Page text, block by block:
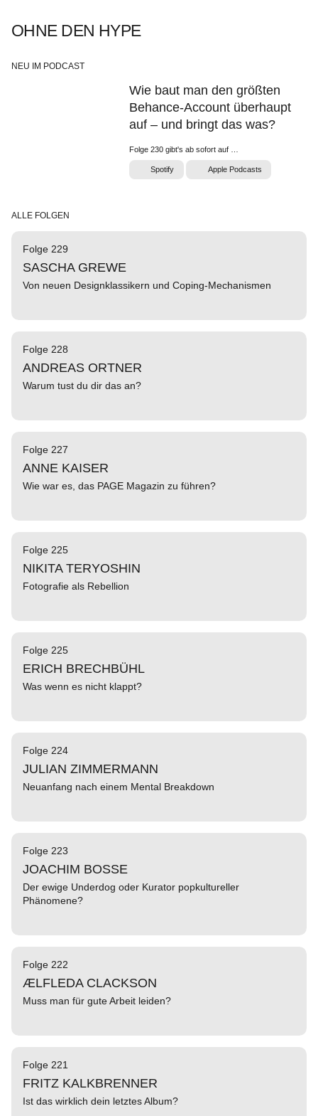
OHNE DEN HYPE
NEU IM PODCAST
Wie baut man den größten
Behance-Account überhaupt
auf – und bringt das was?
Folge 230 gibt's ab sofort auf …
Spotify Apple Podcasts
ALLE FOLGEN
Folge 229
SASCHA GREWE
Von neuen Designklassikern und Coping-Mechanismen
Folge 228
ANDREAS ORTNER
Warum tust du dir das an?
Folge 227
ANNE KAISER
Wie war es, das PAGE Magazin zu führen?
Folge 225
NIKITA TERYOSHIN
Fotografie als Rebellion
Folge 225
ERICH BRECHBÜHL
Was wenn es nicht klappt?
Folge 224
JULIAN ZIMMERMANN
Neuanfang nach einem Mental Breakdown
Folge 223
JOACHIM BOSSE
Der ewige Underdog oder Kurator popkultureller
Phänomene?
Folge 222
ÆLFLEDA CLACKSON
Muss man für gute Arbeit leiden?
Folge 221
FRITZ KALKBRENNER
Ist das wirklich dein letztes Album?